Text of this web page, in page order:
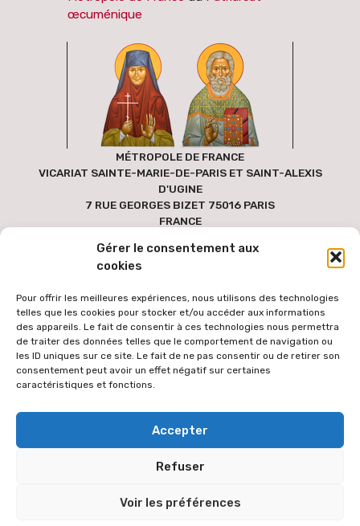
Gérer le consentement aux
cookies
Pour offrir les meilleures expériences, nous utilisons des technologies
telles que les cookies pour stocker et/ou accéder aux informations
des appareils. Le fait de consentir à ces technologies nous permettra
de traiter des données telles que le comportement de navigation ou
les ID uniques sur ce site. Le fait de ne pas consentir ou de retirer son
consentement peut avoir un effet négatif sur certaines
caractéristiques et fonctions.
Accepter
Refuser
Voir les préférences
œcuménique
MÉTROPOLE DE FRANCE
VICARIAT SAINTE-MARIE-DE-PARIS ET SAINT-ALEXIS
D'UGINE
7 RUE GEORGES BIZET 75016 PARIS
FRANCE
Pour faciliter l'accès au site par le plus grand nombre, les textes
des versions étrangères sont générées via une extension de
française. Le texte traduit peut donc comporter des erreurs de
L'équipe éditoriale vous remercie de votre compréhension.